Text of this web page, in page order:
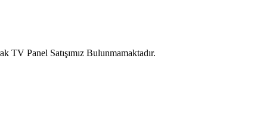
TV Panel Satışımız Bulunmamaktadır.